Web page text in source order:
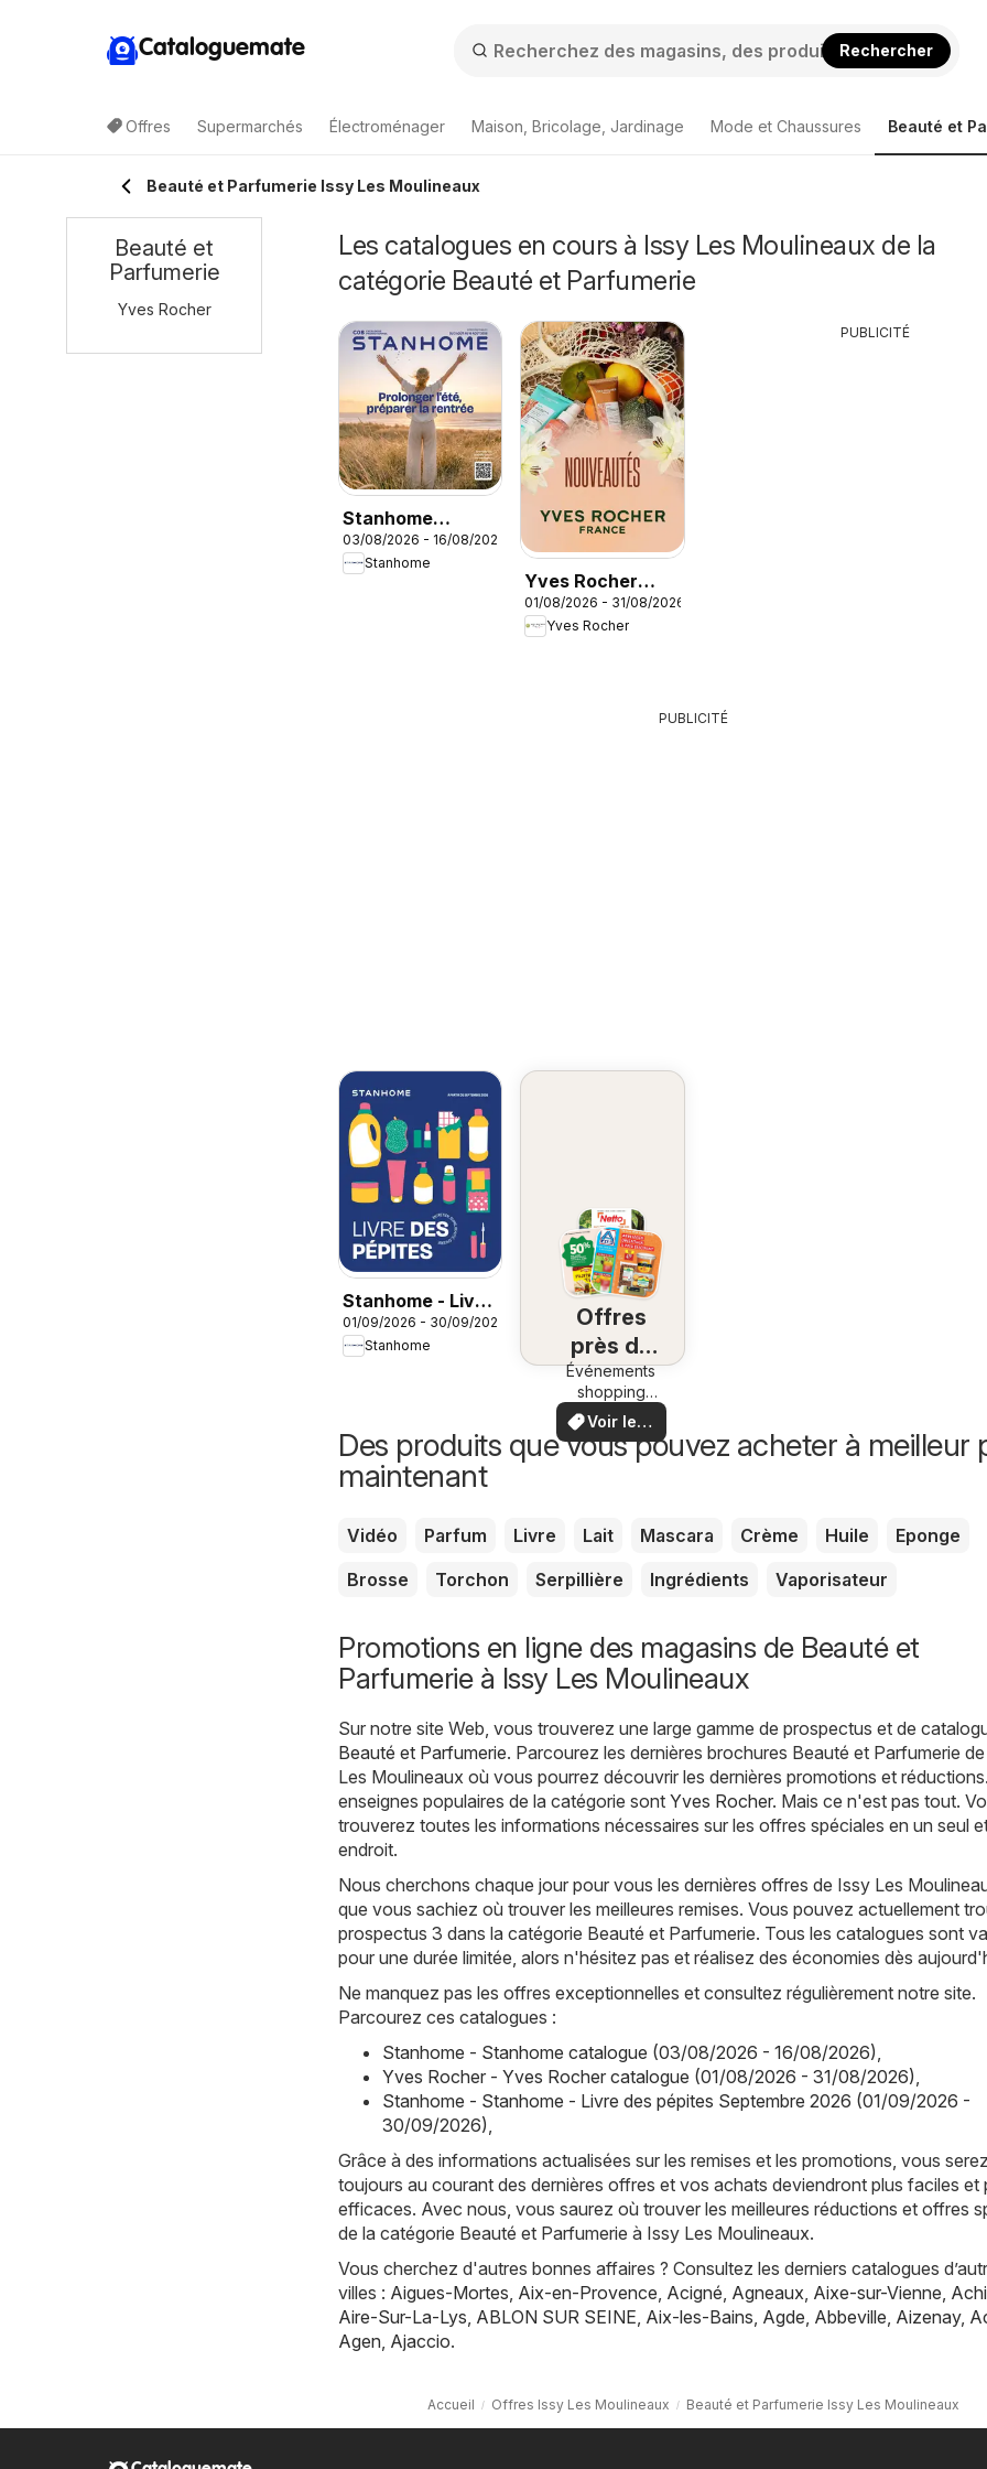
Cataloguemate Rechercher
Offres Supermarchés Électroménager Maison, Bricolage, Jardinage Mode et Chaussures Beauté et
Beauté et Parfumerie Issy Les Moulineaux
Les catalogues en cours à Issy Les Moulineaux de la
catégorie Beauté et Parfumerie
Stanhome
catalogue
03/08/2026 - 16/08/2026
Stanhome
Yves Rocher
catalogue
01/08/2026 - 31/08/2026
Yves Rocher
PUBLICITÉ
PUBLICITÉ
Stanhome - Livre
des pépites
Septembre 2026
01/09/2026 - 30/09/2026
Stanhome
Offres
près de
chez
vous
Événements
shopping
locaux et
offres
spéciales
Voir les
offres
Des produits que vous pouvez acheter à meilleur
maintenant
Vidéo Parfum Livre Lait Mascara Crème Huile
Eponge
Brosse
Torchon Serpillière Ingrédients Vaporisateur
Promotions en ligne des magasins de Beauté et
Parfumerie à Issy Les Moulineaux
Sur notre site Web, vous trouverez une large gamme de prospectus et de
Beauté et Parfumerie. Parcourez les dernières brochures Beauté et Parfumerie
Les Moulineaux où vous pourrez découvrir les dernières promotions et
enseignes populaires de la catégorie sont Yves Rocher. Mais ce n'est pas tout.
trouverez toutes les informations nécessaires sur les offres spéciales en un seul
endroit.
Nous cherchons chaque jour pour vous les dernières offres de Issy Les
que vous sachiez où trouver les meilleures remises. Vous pouvez actuellement
prospectus 3 dans la catégorie Beauté et Parfumerie. Tous les catalogues sont
pour une durée limitée, alors n'hésitez pas et réalisez des économies dès
Ne manquez pas les offres exceptionnelles et consultez régulièrement notre site.
Parcourez ces catalogues :
Stanhome - Stanhome catalogue (03/08/2026 - 16/08/2026)
Yves Rocher - Yves Rocher catalogue (01/08/2026 - 31/08/2026)
Stanhome - Stanhome - Livre des pépites Septembre 2026 (01/09/2026 -
30/09/2026)
Grâce à des informations actualisées sur les remises et les promotions, vous
toujours au courant des dernières offres et vos achats deviendront plus faciles et
efficaces. Avec nous, vous saurez où trouver les meilleures réductions et offres
de la catégorie Beauté et Parfumerie à Issy Les Moulineaux.
Vous cherchez d'autres bonnes affaires ? Consultez les derniers catalogues
villes : Aigues-Mortes Aix-en-Provence Acigné Agneaux Aixe-sur-Vienne
Aire-Sur-La-Lys ABLON SUR SEINE Aix-les-Bains Agde Abbeville Aizenay,
Agen Ajaccio.
Accueil Offres Issy Les Moulineaux Beauté et Parfumerie Issy Les Moulineaux
Beauté et
Parfumerie
Yves Rocher